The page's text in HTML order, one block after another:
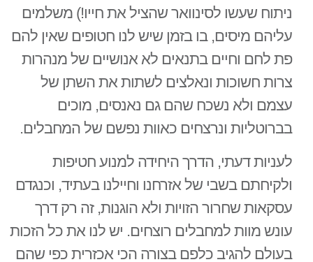
ניתוח שעשו לסינוואר שהציל את חייו!) משלמים
עליהם מיסים, בו בזמן שיש לנו חטופים שאין להם
פת לחם וחיים בתנאים לא אנושיים של מנהרות
צרות חשוכות ונאלצים לשתות את השתן של
עצמם ולא נשכח שהם גם נאנסים, מוכים
בברוטליות ונרצחים כאוות נפשם של המחבלים.
לעניות דעתי, הדרך היחידה למנוע חטיפות
ולקיחתם בשבי של אזרחנו וחיילנו בעתיד, וכנגדם
עסקאות שחרור הזויות ולא הוגנות, זה רק דרך
עונש מוות למחבלים רוצחים. יש לנו את כל הזכות
בעולם להגיב כלפם בצורה הכי אכזרית כפי שהם